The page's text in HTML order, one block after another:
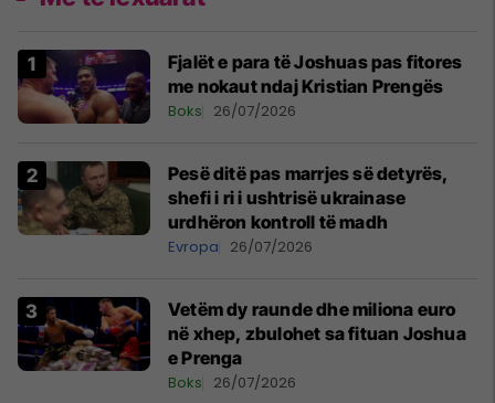
Fjalët e para të Joshuas pas fitores
me nokaut ndaj Kristian Prengës
Boks 26/07/2026
Pesë ditë pas marrjes së detyrës,
shefi i ri i ushtrisë ukrainase
urdhëron kontroll të madh
Evropa 26/07/2026
Vetëm dy raunde dhe miliona euro
në xhep, zbulohet sa fituan Joshua
e Prenga
Boks 26/07/2026